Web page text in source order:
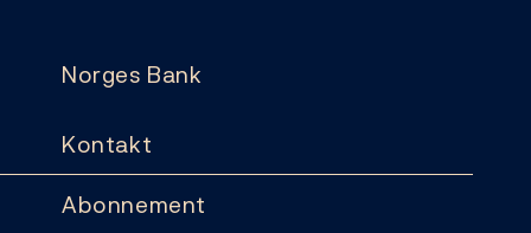
Norges Bank
Kontakt
Abonnement